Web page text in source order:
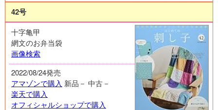
42号
十字亀甲
網文のお弁当袋
画像検索
2022/08/24発売
アマゾンで購入 新品－ 中古－
楽天で購入
オフィシャルショップで購入